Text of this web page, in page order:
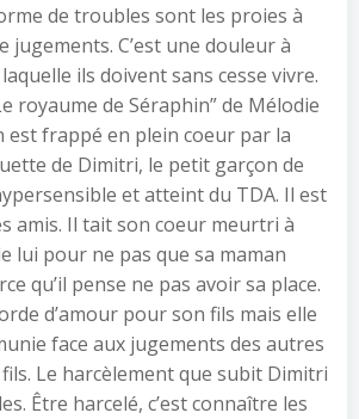
de troubles sont les proies à
jugements. C’est une douleur à
ils doivent sans cesse vivre.
royaume de Séraphin” de Mélodie
est frappé en plein coeur par la
de Dimitri, le petit garçon de
et atteint du TDA. Il est
amis. Il tait son coeur meurtri à
lui pour ne pas que sa maman
qu’il pense ne pas avoir sa place.
d’amour pour son fils mais elle
face aux jugements des autres
fils. Le harcèlement que subit Dimitri
Être harcelé, c’est connaître les